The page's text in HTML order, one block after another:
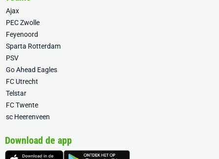
Ajax
PEC Zwolle
Feyenoord
Sparta Rotterdam
PSV
Go Ahead Eagles
FC Utrecht
Telstar
FC Twente
sc Heerenveen
Download de app